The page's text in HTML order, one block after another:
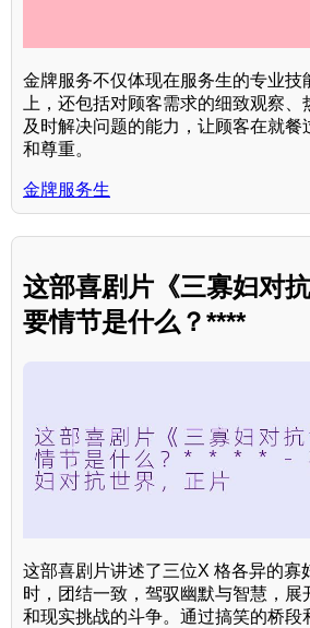
金牌服务不仅体现在服务生的专业技
上，还包括对顾客需求的细致观察、
及时解决问题的能力，让顾客在就餐
和尊重。
金牌服务生
这部喜剧片《三寡妇对
要情节是什么？****
这部喜剧片讲述了三位X 格各异的寡
时，团结一致，驾驭幽默与智慧，展
和现实挑战的斗争。通过搞笑的桥段